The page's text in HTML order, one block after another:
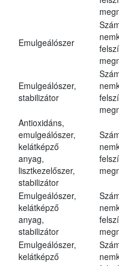
Emulgeálószer
Emulgeálószer,
stabilizátor
Antioxidáns,
emulgeálószer,
kelátképző
anyag,
lisztkezelőszer,
stabilizátor
Emulgeálószer,
kelátképző
anyag,
stabilizátor
Emulgeálószer,
kelátképző